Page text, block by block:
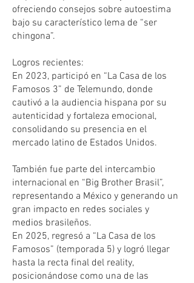
ofreciendo consejos sobre autoestima
bajo su característico lema de “ser
chingona”.
Logros recientes:
En 2023, participó en “La Casa de los
Famosos 3” de Telemundo, donde
cautivó a la audiencia hispana por su
autenticidad y fortaleza emocional,
consolidando su presencia en el
mercado latino de Estados Unidos.
También fue parte del intercambio
internacional en “Big Brother Brasil”,
representando a México y generando un
gran impacto en redes sociales y
medios brasileños.
En 2025, regresó a “La Casa de los
Famosos” (temporada 5) y logró llegar
hasta la recta final del reality,
posicionándose como una de las